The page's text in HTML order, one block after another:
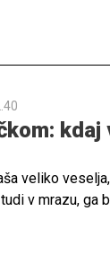
kdaj
veliko
v mrazu, ga